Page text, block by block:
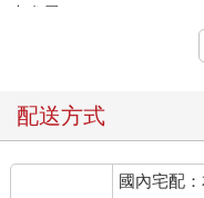
大進展。
雖然我們的壽命更長、身
的人意想不到的奢侈品（
也沒有隨手一開就可以
此快樂似神仙，反倒是在
這是因為貪婪的人類始終
配送方式
國內宅配